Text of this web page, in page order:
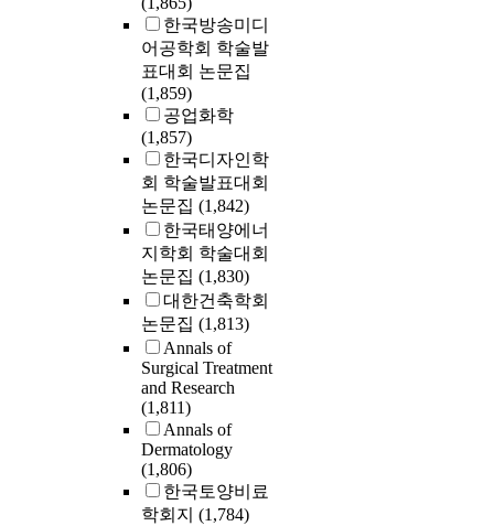
한국방송미디
어공학회 학술발
표대회 논문집
(1,859)
공업화학
(1,857)
한국디자인학
회 학술발표대회
논문집 (1,842)
한국태양에너
지학회 학술대회
논문집 (1,830)
대한건축학회
논문집 (1,813)
Annals of
Surgical Treatment
and Research
(1,811)
Annals of
Dermatology
(1,806)
한국토양비료
학회지 (1,784)